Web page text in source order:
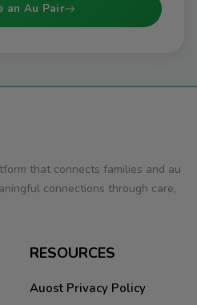
an Au Pair
that connects families and au
connections through care,
RESOURCES
Auost Privacy Policy